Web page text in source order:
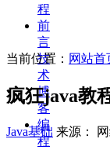
程
前
言
技
术
博
客
编
程
当前位置： 网站首
疯狂java教
Java基础 来源：